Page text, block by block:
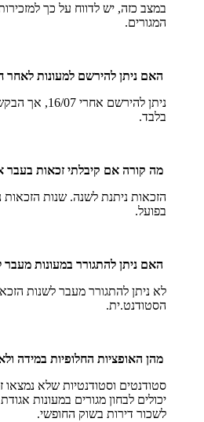
במצב כזה, יש לדווח על כך
המגורים.
האם ניתן להירשם למעונות לאחר
ניתן להירשם
בלבד.
מה קורה אם קיבלתי זכאות בעבר
הזכאות ניתנת לשנה. שנות
בפועל.
האם ניתן להתגורר במעונות
לא ניתן להתגורר מעבר לשנות
הסטודנט.ית.
מהן האופציות החלופיות במידה
סטודנטים וסטודנטיות שלא נמצאו
יכולים לבחון מגורים במעונות
לשכור דירות בשוק החופשי.